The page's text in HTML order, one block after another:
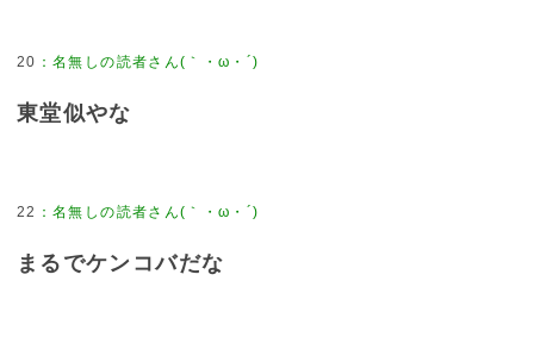
20 ：名無しの読者さん(｀・ω・´)
東堂似やな
22 ：名無しの読者さん(｀・ω・´)
まるでケンコバだな